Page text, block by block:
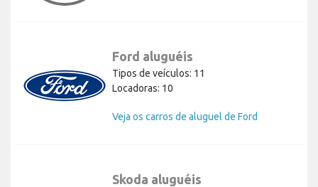
Ford aluguéis
Tipos de veículos: 11
Locadoras: 10
Veja os carros de aluguel de Ford
Skoda aluguéis